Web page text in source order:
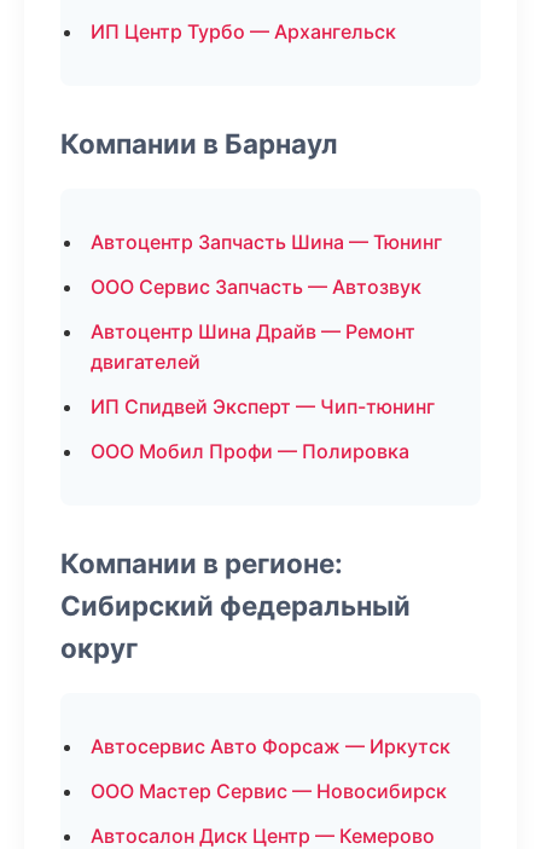
ИП Центр Турбо — Архангельск
Компании в Барнаул
Автоцентр Запчасть Шина — Тюнинг
ООО Сервис Запчасть — Автозвук
Автоцентр Шина Драйв — Ремонт
двигателей
ИП Спидвей Эксперт — Чип-тюнинг
ООО Мобил Профи — Полировка
Компании в регионе:
Сибирский федеральный
округ
Автосервис Авто Форсаж — Иркутск
ООО Мастер Сервис — Новосибирск
Автосалон Диск Центр — Кемерово